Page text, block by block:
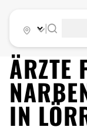
ÄRZTE
IN